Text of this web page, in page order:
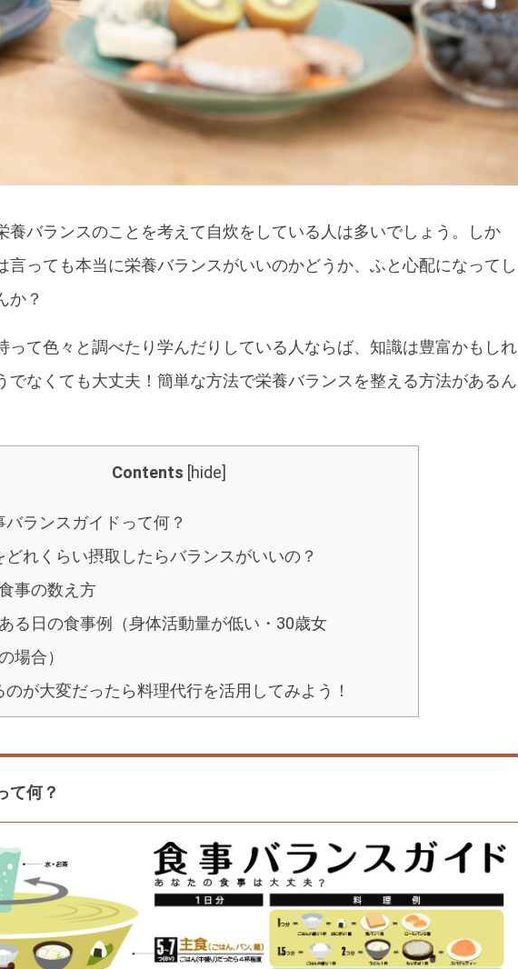
養バランスのことを考えて自炊をしている人は多いでしょう。しか
言っても本当に栄養バランスがいいのかどうか、ふと心配になってし
か？
って色々と調べたり学んだりしている人ならば、知識は豊富かもしれ
でなくても大丈夫！簡単な方法で栄養バランスを整える方法があるん
Contents [hide]
バランスガイドって何？
どれくらい摂取したらバランスがいいの？
事の数え方
ある日の食事例（身体活動量が低い・30歳女
場合）
のが大変だったら料理代行を活用してみよう！
て何？